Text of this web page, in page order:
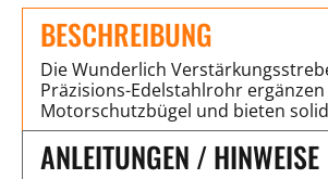
BESCHREIBUNG
Die Wunderlich
Präzisions-Edelstahlrohr
Motorschutzbügel und bieten
ANLEITUNGEN / HINWEISE